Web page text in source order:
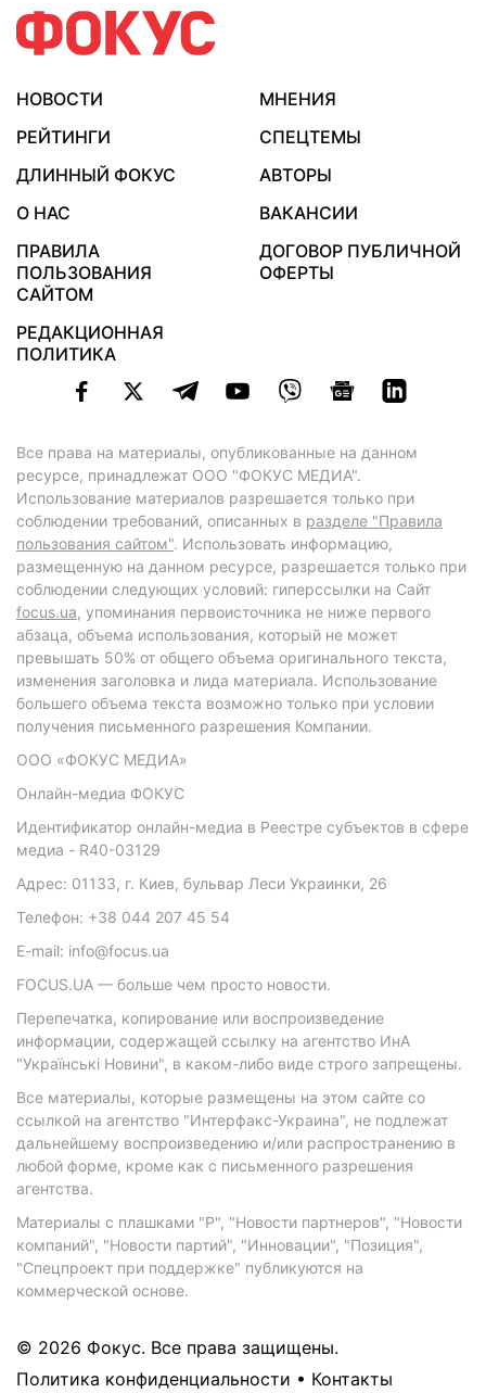
НОВОСТИ
МНЕНИЯ
РЕЙТИНГИ
СПЕЦТЕМЫ
ДЛИННЫЙ ФОКУС
АВТОРЫ
О НАС
ВАКАНСИИ
ПРАВИЛА
ПОЛЬЗОВАНИЯ
САЙТОМ
ДОГОВОР ПУБЛИЧНОЙ
ОФЕРТЫ
РЕДАКЦИОННАЯ
ПОЛИТИКА
Все права на материалы, опубликованные на данном
ресурсе, принадлежат ООО "ФОКУС МЕДИА".
Использование материалов разрешается только при
соблюдении требований, описанных в разделе "Правила
пользования сайтом". Использовать информацию,
размещенную на данном ресурсе, разрешается только при
соблюдении следующих условий: гиперссылки на Сайт
focus.ua, упоминания первоисточника не ниже первого
абзаца, объема использования, который не может
превышать 50% от общего объема оригинального текста,
изменения заголовка и лида материала. Использование
большего объема текста возможно только при условии
получения письменного разрешения Компании.
ООО «ФОКУС МЕДИА»
Онлайн-медиа ФОКУС
Идентификатор онлайн-медиа в Реестре субъектов в сфере
медиа - R40-03129
Адрес: 01133, г. Киев, бульвар Леси Украинки, 26
Телефон: +38 044 207 45 54
E-mail: info@focus.ua
FOCUS.UA — больше чем просто новости.
Перепечатка, копирование или воспроизведение
информации, содержащей ссылку на агентство ИнА
"Українські Новини", в каком-либо виде строго запрещены.
Все материалы, которые размещены на этом сайте со
ссылкой на агентство "Интерфакс-Украина", не подлежат
дальнейшему воспроизведению и/или распространению в
любой форме, кроме как с письменного разрешения
агентства.
Материалы с плашками "Р", "Новости партнеров", "Новости
компаний", "Новости партий", "Инновации", "Позиция",
"Спецпроект при поддержке" публикуются на
коммерческой основе.
© 2026 Фокус. Все права защищены.
Политика конфиденциальности • Контакты